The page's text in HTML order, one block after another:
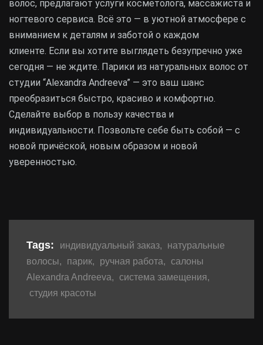
волос, предлагают услуги косметолога, массажиста и
ногтевого сервиса. Всё это — в уютной атмосфере с
вниманием к деталям и заботой о каждом
клиенте. Если вы хотите выглядеть безупречно уже
сегодня — не ждите. Парики из натуральных волос от
студии “Alexandra Andreeva” — это ваш шанс
преобразиться быстро, красиво и комфортно.
Сделайте выбор в пользу качества и
индивидуальности. Позвольте себе быть собой — с
новой причёской, новым образом и новой
уверенностью.
Tags: индивидуальный заказ,
натуральные
волосы, парик, ручная работа,
салоны
Alexandra Andreeva, система замещения,
студия красоты